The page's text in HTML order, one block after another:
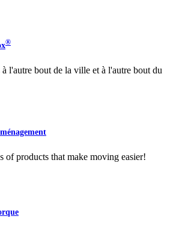
®
l'autre bout de la ville et à l'autre bout du
of products that make moving easier!